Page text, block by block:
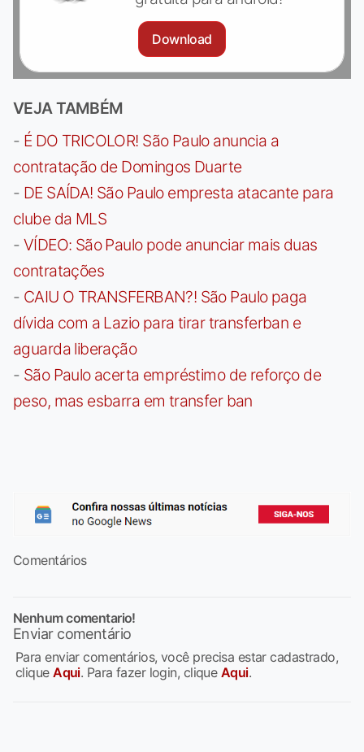
Download
VEJA TAMBÉM
- É DO TRICOLOR! São Paulo anuncia a
contratação de Domingos Duarte
- DE SAÍDA! São Paulo empresta atacante para
clube da MLS
- VÍDEO: São Paulo pode anunciar mais duas
contratações
- CAIU O TRANSFERBAN?! São Paulo paga
dívida com a Lazio para tirar transferban e
aguarda liberação
- São Paulo acerta empréstimo de reforço de
peso, mas esbarra em transfer ban
Comentários
Nenhum comentario!
Enviar comentário
Para enviar comentários, você precisa estar cadastrado,
cliqueAqui. Para fazer login, clique Aqui.